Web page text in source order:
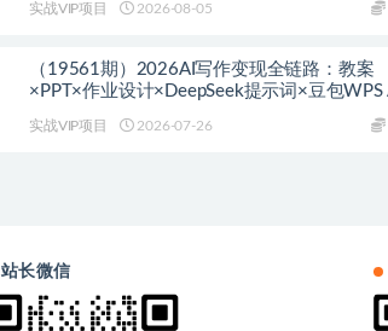
实战VIP项目 2026-08-05
（19561期）2026AI写作变现全链路：教案
×PPT×作业设计×DeepSeek提示词×豆包WPS
实战VIP项目 2026-07-26
站长微信